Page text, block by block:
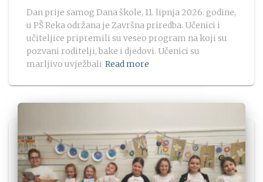
Dan prije samog Dana škole, 11. lipnja 2026. godine,
u PŠ Reka održana je Završna priredba. Učenici i
učiteljice pripremili su veseo program na koji su
pozvani roditelji, bake i djedovi. Učenici su
marljivo uvježbali Read more